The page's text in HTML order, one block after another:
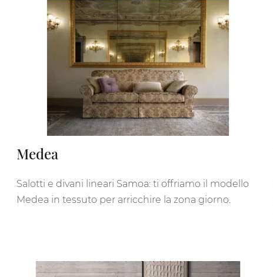
Medea
Salotti e divani lineari Samoa: ti offriamo il modello
Medea in tessuto per arricchire la zona giorno.